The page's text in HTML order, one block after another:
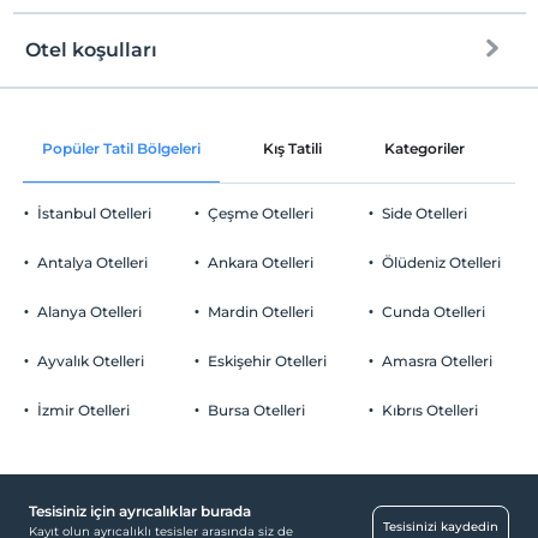
Ortak alanlar ve tüm odalar
Otopark
Ücretsiz Özel Otopark
Havuz
Otel koşulları
Check/in
Check/out
En geç saat 10:00 ve öncesi
Evcil Hayvan
2 yaşına kadar olan bebekler ücretsizdir.
Popüler Tatil Bölgeleri Kış Tatili Kategoriler
İstanbul Otelleri
Antalya Otelleri
Alanya Otelleri
Ayvalık Otelleri
İzmir Otelleri
Çeşme Otelleri
Ankara Otelleri
Mardin Otelleri
Eskişehir Otelleri
Bursa Otelleri
Side Otelleri
Ölüdeniz Otelleri
Cunda Otelleri
Amasra Otelleri
Kıbrıs Otelleri
Tesisiniz için ayrıcalıklar burada
Kayıt olun ayrıcalıklı tesisler arasında siz de
Tesisinizi kaydedin